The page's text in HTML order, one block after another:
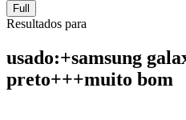
Full
Resultados para
usado:+samsung
preto+++muito bom